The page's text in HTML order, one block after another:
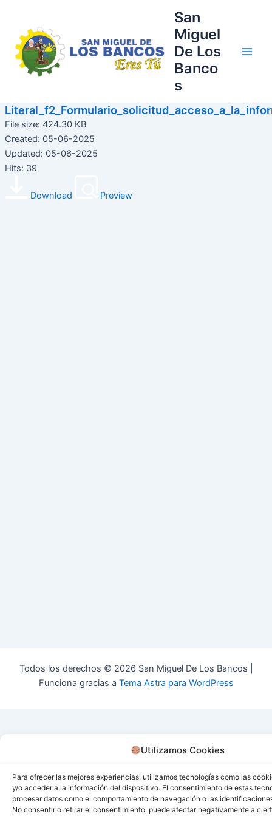
Utilizamos Cookies
Para ofrecer las mejores experiencias, utilizamos tecnologías como las
y/o acceder a la información del dispositivo. El consentimiento de estas
procesar datos como el comportamiento de navegación o las
No consentir o retirar el consentimiento, puede afectar negativamente a
contenido
San
Miguel
De Los
Banco
s
File size: 424.30 KB
Created: 05-06-2025
Updated: 05-06-2025
Hits: 39
Download Preview
Todos los derechos © 2026 San Miguel De Los Bancos |
Funciona gracias a Tema Astra para WordPress